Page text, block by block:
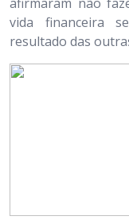
vida financeira
resultado das